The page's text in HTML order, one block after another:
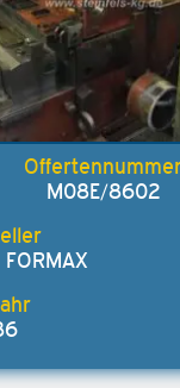
M08E/8602